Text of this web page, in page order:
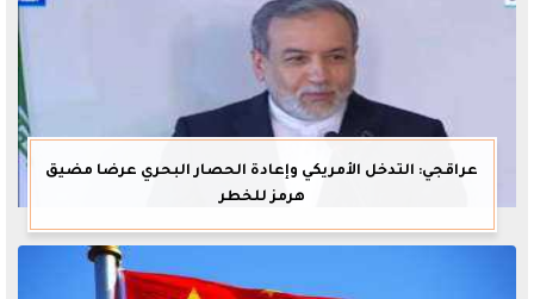
عراقجي: التدخل الأمريكي وإعادة الحصار البحري عرضا مضيق
هرمز للخطر